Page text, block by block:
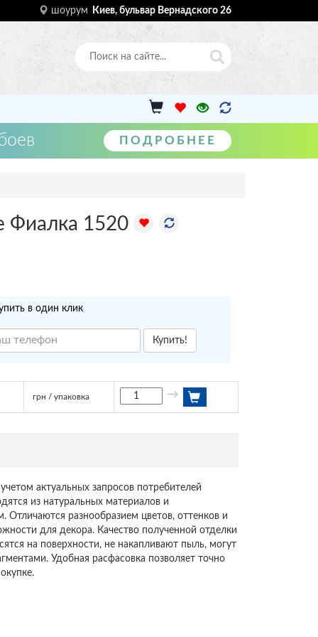
шоурум Киев, бульвар Вернадского 26
ПОДРОБНЕЕ
1520
в один клик
Купить!
грн / упаковка →
актуальных запросов потребителей
из натуральных материалов и
разнообразием цветов, оттенков и
для декора. Качество полученной отделки
на поверхности, не накапливают пыль, могут
Удобная расфасовка позволяет точно